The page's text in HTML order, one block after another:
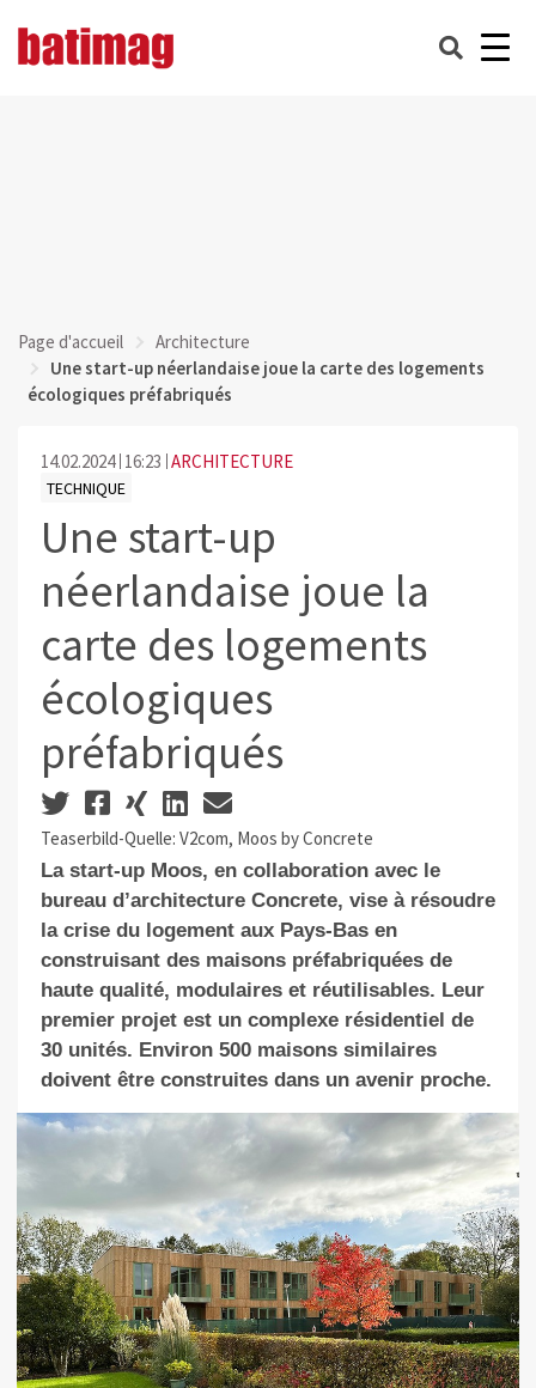
Page d'accueil
Architecture
Une start-up néerlandaise joue la carte des logements
écologiques préfabriqués
14.02.2024 16:23 ARCHITECTURE
TECHNIQUE
Une start-up
néerlandaise joue la
carte des logements
écologiques
préfabriqués
Teaserbild-Quelle: V2com, Moos by Concrete
La start-up Moos, en collaboration avec le
bureau d’architecture Concrete, vise à résoudre
la crise du logement aux Pays-Bas en
construisant des maisons préfabriquées de
haute qualité, modulaires et réutilisables. Leur
premier projet est un complexe résidentiel de
30 unités. Environ 500 maisons similaires
doivent être construitesdans un avenir proche.